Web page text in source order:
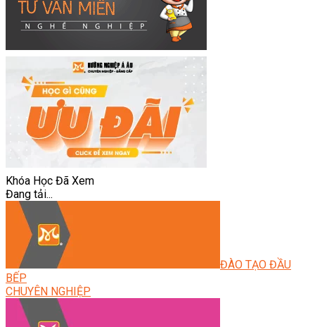
Khóa Học Đã Xem
Đang tải...
ĐÀO TẠO ĐẦU
BẾP
CHUYÊN NGHIỆP